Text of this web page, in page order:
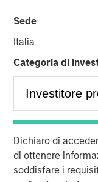
Sede
Italia
Categoria di
Dichiaro di
di ottenere
soddisfare i
Private Equity and
acquire a 38.5%
DZ Equity Partners
acquired from
by Rudolf Jurak)
owned by Herbert
majority owner of
“During the last
positioning
steel industry,”